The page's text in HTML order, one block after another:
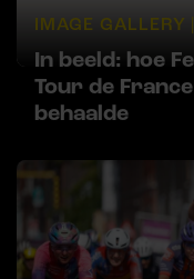
IMAGE GALLERY |
In beeld: hoe
Tour de
behaalde